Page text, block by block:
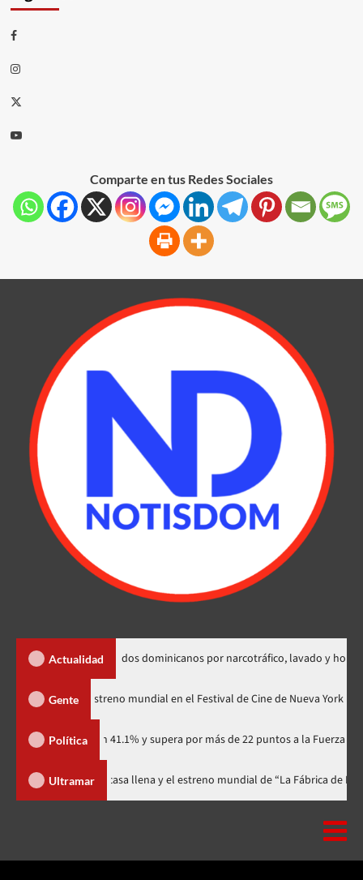
Comparte en tus Redes Sociales
Actualidad
de dos dominicanos por narcotráfico, lavado y homicidio
Gente
Minus Zero» tendrá su estreno mundial en el Festival de Cine de
Política
con 41.1% y supera por más de 22 puntos a la Fuerza del Pueblo
Ultramar
celebra 15 años con una gala a casa llena y el estreno mundial de “La